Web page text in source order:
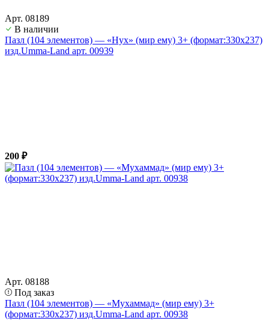
Арт. 08189
В наличии
Пазл (104 элементов) — «Нух» (мир ему) 3+ (формат:330х237)
изд.Umma-Land арт. 00939
200 ₽
Арт. 08188
Под заказ
Пазл (104 элементов) — «Мухаммад» (мир ему) 3+
(формат:330х237) изд.Umma-Land арт. 00938